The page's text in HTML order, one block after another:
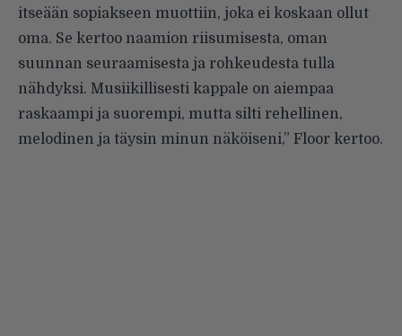
itseään sopiakseen muottiin, joka ei koskaan ollut
oma. Se kertoo naamion riisumisesta, oman
suunnan seuraamisesta ja rohkeudesta tulla
nähdyksi. Musiikillisesti kappale on aiempaa
raskaampi ja suorempi, mutta silti rehellinen,
melodinen ja täysin minun näköiseni,” Floor kertoo.